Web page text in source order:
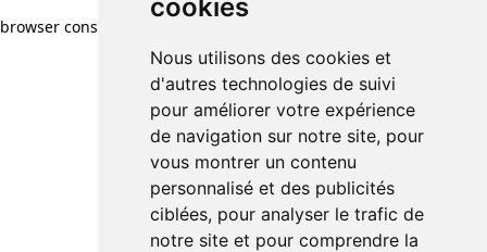
cookies
Nous utilisons des cookies et
d'autres technologies de suivi
pour améliorer votre expérience
de navigation sur notre site, pour
vous montrer un contenu
personnalisé et des publicités
ciblées, pour analyser le trafic de
notre site et pour comprendre la
browser console for more information)